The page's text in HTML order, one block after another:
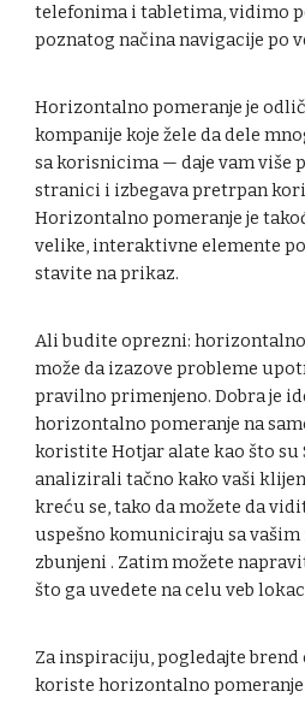
telefonima i tabletima, vidimo
poznatog načina navigacije po
Horizontalno pomeranje je
kompanije koje žele da dele
sa korisnicima — daje vam više
stranici i izbegava pretrpan
Horizontalno pomeranje je
velike, interaktivne elemente
stavite na prikaz.
Ali budite oprezni:
može da izazove probleme
pravilno primenjeno. Dobra je
horizontalno pomeranje na
koristite Hotjar alate kao što su
analizirali tačno kako vaši
kreću se, tako da možete da
uspešno komuniciraju sa
zbunjeni . Zatim možete
što ga uvedete na celu veb
Za inspiraciju, pogledajte brend
koriste horizontalno